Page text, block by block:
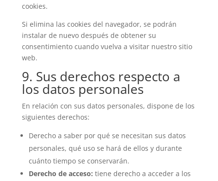
cookies.
Si elimina las cookies del navegador, se podrán
instalar de nuevo después de obtener su
consentimiento cuando vuelva a visitar nuestro sitio
web.
9. Sus derechos respecto a
los datos personales
En relación con sus datos personales, dispone de los
siguientes derechos:
Derecho a saber por qué se necesitan sus datos
personales, qué uso se hará de ellos y durante
cuánto tiempo se conservarán.
Derecho de acceso: tiene derecho a acceder a los